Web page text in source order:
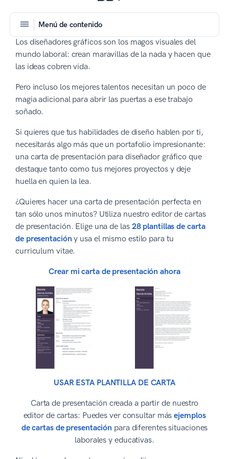
Menú de contenido
Los diseñadores gráficos son los magos visuales del
mundo laboral: crean maravillas de la nada y hacen que
las ideas cobren vida.
Pero incluso los mejores talentos necesitan un poco de
magia adicional para abrir las puertas a ese trabajo
soñado.
Si quieres que tus habilidades de diseño hablen por ti,
necesitarás algo más que un portafolio impresionante:
una carta de presentación para diseñador gráfico que
destaque tanto como tus mejores proyectos y deje
huella en quien la lea.
¿Quieres hacer una carta de presentación perfecta en
tan sólo unos minutos? Utiliza nuestro editor de cartas
de presentación. Elige una de las 28 plantillas de carta
de presentación y usa el mismo estilo para tu
curriculum vitae.
Crear mi carta de presentación ahora
USAR ESTA PLANTILLA DE CARTA
Carta de presentación creada a partir de nuestro
editor de cartas: Puedes ver consultar másejemplos
de cartas de presentación para diferentes situaciones
laborales y educativas.